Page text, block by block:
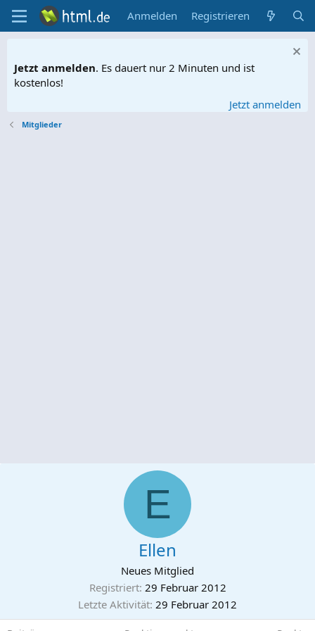
Anmelden Registrieren
Jetzt anmelden. Es dauert nur 2 Minuten und ist
kostenlos!
Jetzt anmelden
Mitglieder
E
Ellen
Neues Mitglied
Registriert 29 Februar 2012
Letzte Aktivität 29 Februar 2012